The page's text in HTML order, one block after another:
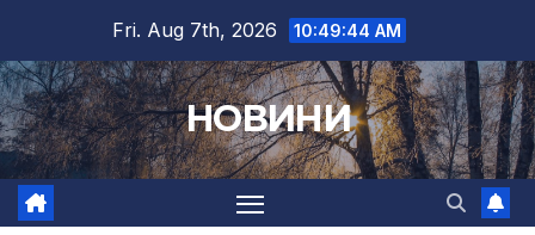
content
Fri. Aug 7th, 2026 10:49:45 AM
НОВИНИ